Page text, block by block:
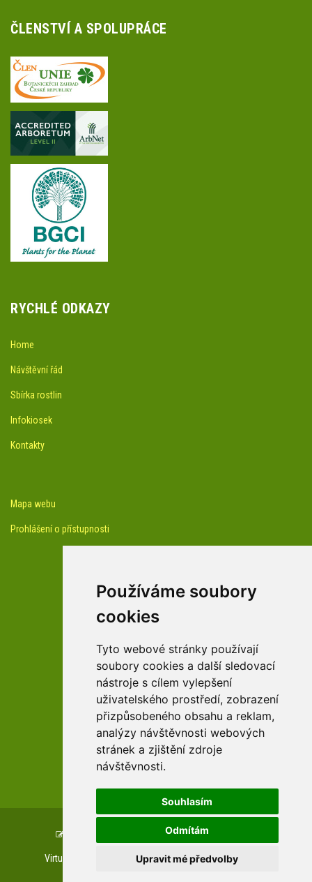
Používáme soubory
cookies
Tyto webové stránky používají
soubory cookies a další sledovací
nástroje s cílem vylepšení
uživatelského prostředí, zobrazení
přizpůsobeného obsahu a reklam,
analýzy návštěvnosti webových
stránek a zjištění zdroje
návštěvnosti.
Souhlasím
Odmítám
Upravit mé předvolby
ČLENSTVÍ A SPOLUPRÁCE
RYCHLÉ ODKAZY
Home
Návštěvní řád
Sbírka rostlin
Infokiosek
Kontakty
Mapa webu
Prohlášení o přístupnosti
Youtube kanál arboreta
Copyright © www.uspza.cz, created by
Virtuální prohlídky Letecké prohlídky
Web kamera